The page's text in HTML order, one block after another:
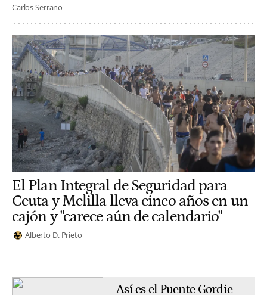
Carlos Serrano
El Plan Integral de Seguridad para
Ceuta y Melilla lleva cinco años en un
cajón y "carece aún de calendario"
Alberto D. Prieto
Así es el Puente Gordie